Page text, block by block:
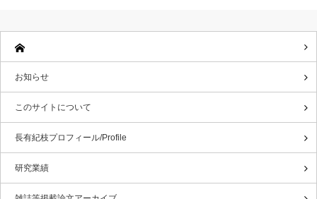
お知らせ
このサイトについて
長有紀枝プロフィール/Profile
研究業績